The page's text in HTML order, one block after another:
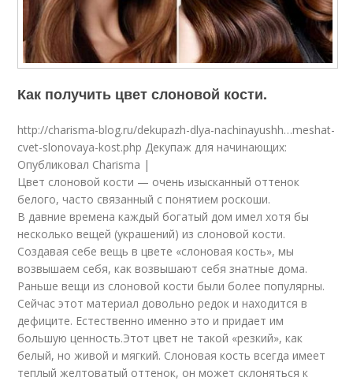
Как получить цвет слоновой кости.
http://charisma-blog.ru/dekupazh-dlya-nachinayushh…meshat-
cvet-slonovaya-kost.php Декупаж для начинающих:
Опубликовал Charisma |
Цвет слоновой кости — очень изысканный оттенок
белого, часто связанный с понятием роскоши.
В давние времена каждый богатый дом имел хотя бы
несколько вещей (украшений) из слоновой кости.
Создавая себе вещь в цвете «слоновая кость», мы
возвышаем себя, как возвышают себя знатные дома.
Раньше вещи из слоновой кости были более популярны.
Сейчас этот материал довольно редок и находится в
дефиците. Естественно именно это и придает им
большую ценность.Этот цвет не такой «резкий», как
белый, но живой и мягкий. Слоновая кость всегда имеет
теплый желтоватый оттенок, он может склоняться к